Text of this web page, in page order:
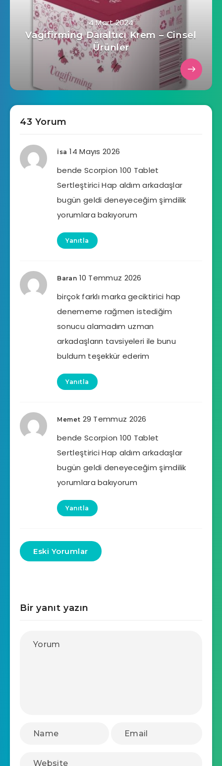
4 Mart 2024
Vagifirming Daraltıcı Krem – Cinsel
Ürünler
43 Yorum
İsa 14 Mayıs 2026
bende Scorpion 100 Tablet
Sertleştirici Hap aldım arkadaşlar
bugün geldi deneyeceğim şimdilik
yorumlara bakıyorum
Yanıtla
Baran 10 Temmuz 2026
birçok farklı marka geciktirici hap
denememe rağmen istediğim
sonucu alamadım uzman
arkadaşların tavsiyeleri ile bunu
buldum teşekkür ederim
Yanıtla
Memet 29 Temmuz 2026
bende Scorpion 100 Tablet
Sertleştirici Hap aldım arkadaşlar
bugün geldi deneyeceğim şimdilik
yorumlara bakıyorum
Yanıtla
Eski Yorumlar
Bir yanıt yazın